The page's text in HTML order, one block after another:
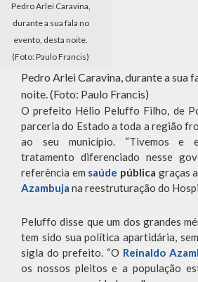
Pedro Arlei Caravina,
durante a sua fala no
evento, desta noite.
(Foto: Paulo Francis)
Pedro Arlei Caravina, durante a sua
noite. (Foto: Paulo Francis)
O prefeito Hélio Peluffo Filho, de
parceria do Estado a toda a região
ao seu município. “Tivemos e
tratamento diferenciado nesse
referência em saúde pública graças
Azambuja na reestruturação do
Peluffo disse que um dos grandes
tem sido sua política apartidária,
sigla do prefeito. “O Reinaldo
os nossos pleitos e a população